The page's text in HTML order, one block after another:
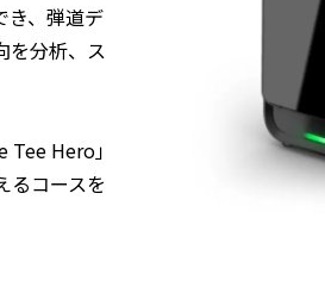
き、弾道デ
を分析、ス
Hero」
るコースを